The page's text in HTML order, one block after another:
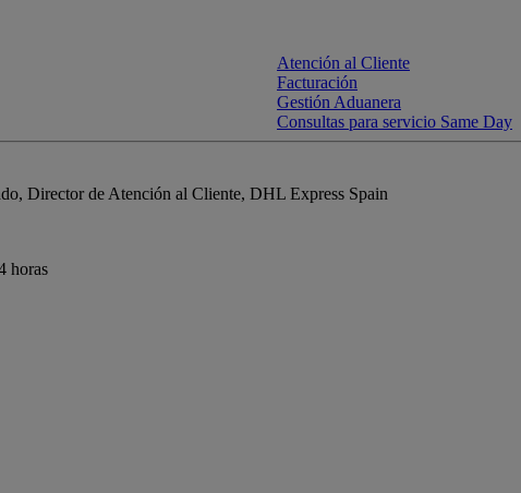
Atención al Cliente
Facturación
Gestión Aduanera
Consultas para servicio Same Day
Director de Atención al Cliente, DHL Express Spain
horas